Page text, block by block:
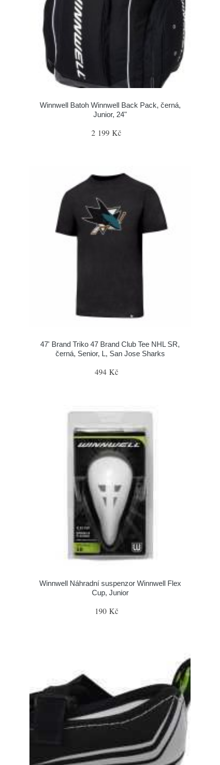
Winnwell Batoh Winnwell Back Pack, černá,
Junior, 24"
2 199 Kč
47' Brand Triko 47 Brand Club Tee NHL SR,
černá, Senior, L, San Jose Sharks
494 Kč
Winnwell Náhradní suspenzor Winnwell Flex
Cup, Junior
190 Kč